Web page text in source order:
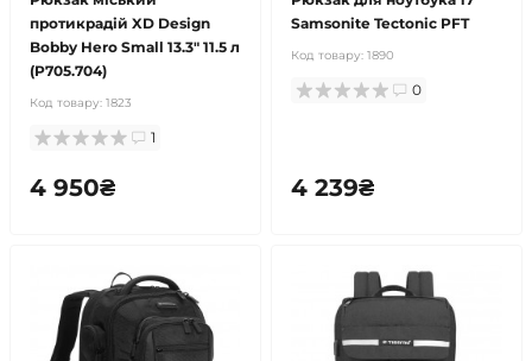
протикрадій XD Design
Bobby Hero Small 13.3" 11.5 л
(P705.704)
Код товару: 1823
1
4 950₴
Samsonite Tectonic PFT
Код товару: 1890
0
4 239₴